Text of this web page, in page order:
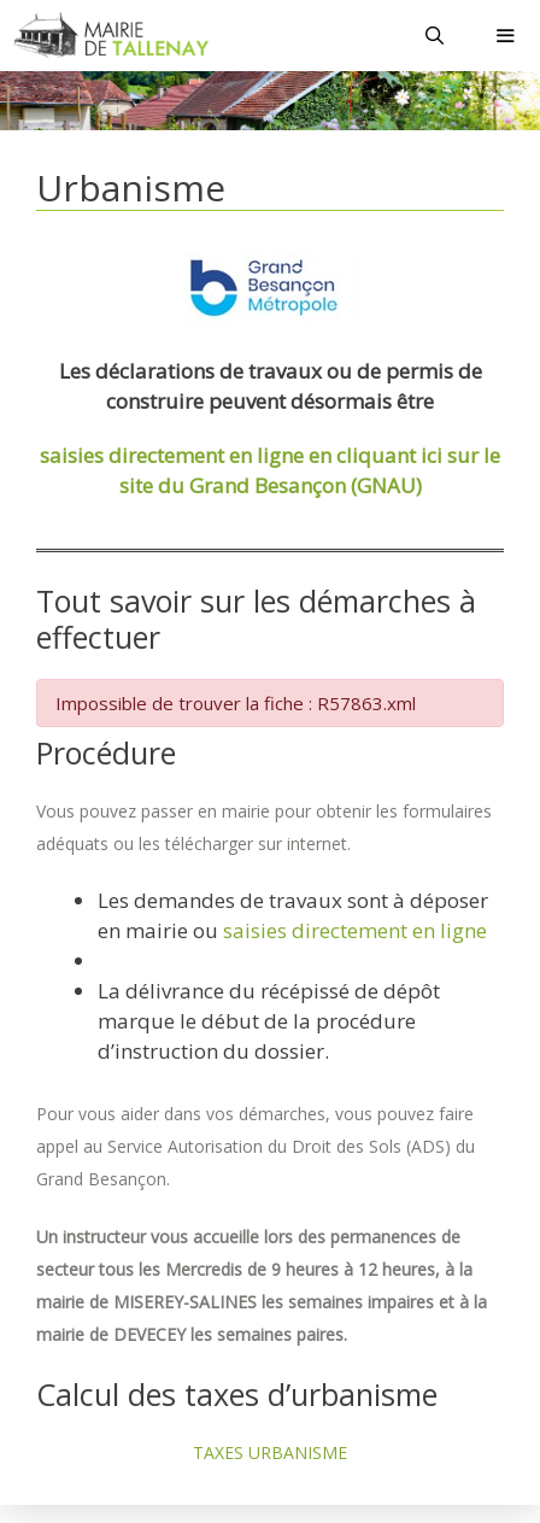
Aller
au
contenu
Urbanisme
Les déclarations de travaux ou de permis de
construire peuvent désormais être
saisies directement en ligneen cliquant ici sur le
site du Grand Besançon (GNAU)
Tout savoir sur les démarches à
effectuer
Impossible de trouver la fiche : R57863.xml
Procédure
Vous pouvez passer en mairie pour obtenir les formulaires
adéquats ou les télécharger sur internet.
Les demandes de travaux sont à déposer
en mairie ou saisies directement en ligne
La délivrance du récépissé de dépôt
marque le début de la procédure
d’instruction du dossier.
Pour vous aider dans vos démarches, vous pouvez faire
appel au Service Autorisation du Droit des Sols (ADS) du
Grand Besançon.
Un instructeur vous accueille lors des permanences de
secteur tous les Mercredis de 9 heures à 12 heures, à la
mairie de MISEREY-SALINES les semaines impaires et à la
mairie de DEVECEY les semaines paires.
Calcul des taxes d’urbanisme
TAXES URBANISME